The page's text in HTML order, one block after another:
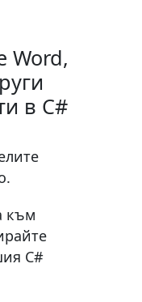
Word,
в C#
към
C#